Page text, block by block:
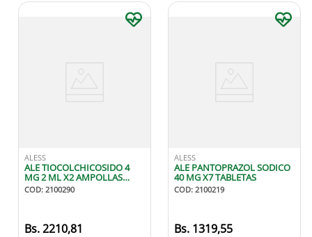
ALESS
ALE TIOCOLCHICOSIDO 4
MG 2 ML X2 AMPOLLAS
INYECCION
INTRAMUSCULAR
COD: 2100290
2210,81
ALESS
ALE PANTOPRAZOL SODICO
40 MG X7 TABLETAS
COD: 2100219
1319,55